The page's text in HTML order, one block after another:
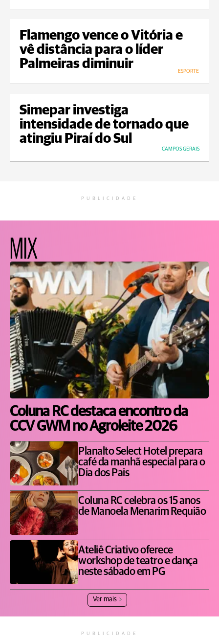
Flamengo vence o Vitória e
vê distância para o líder
Palmeiras diminuir
ESPORTE
Simepar investiga
intensidade de tornado que
atingiu Piraí do Sul
CAMPOS GERAIS
PUBLICIDADE
MIX
Coluna RC destaca encontro da
CCV GWM no Agroleite 2026
Planalto Select Hotel prepara
café da manhã especial para o
Dia dos Pais
Coluna RC celebra os 15 anos
de Manoela Menarim Requião
Ateliê Criativo oferece
workshop de teatro e dança
neste sábado em PG
Ver mais
PUBLICIDADE